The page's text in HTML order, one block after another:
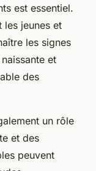
est essentiel.
les jeunes et
les signes
et
des
un rôle
et des
peuvent